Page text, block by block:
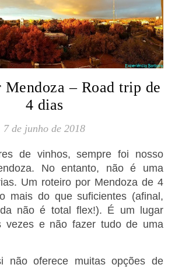
– Road trip de
4 dias
7 de junho de 2018
No entanto, não é uma
Um roteiro por Mendoza de 4
mais do que suficientes (afinal,
não é total flex!). É um lugar
vezes e não fazer tudo de uma
não oferece muitas opções de